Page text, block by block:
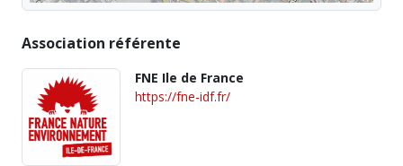
Association référente
FNE Ile de France
https://fne-idf.fr/